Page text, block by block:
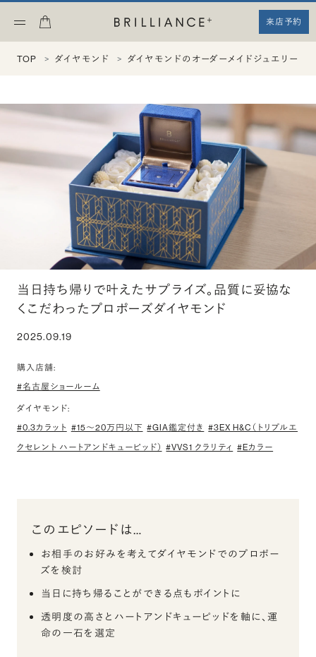
来店予約
TOP ダイヤモンド ダイヤモンドのオーダーメイドジュエリーエ
当日持ち帰りで叶えたサプライズ。品質に妥協な
くこだわったプロポーズダイヤモンド
2025.09.19
購入店舗:
#名古屋ショールーム
ダイヤモンド:
#0.3カラット #15〜20万円以下 #GIA鑑定付き #3EX H&C（トリプルエ
クセレント ハートアンドキューピッド） #VVS1 クラリティ #Eカラー
このエピソードは…
お相手のお好みを考えてダイヤモンドでのプロポー
ズを検討
当日に持ち帰ることができる点もポイントに
透明度の高さとハートアンドキューピッドを軸に、運
命の一石を選定